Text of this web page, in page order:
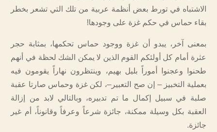
الاشتباه في تورط بعض أنظمة عربية من تلك التي تشعر بخطر
بقاء حماس في حكم غزة على وجودها!
بمعنى آخر، يبدو أن غزة ووجود حماس تحكمها، بمثابة حجر
عثرة أمام كل أولئكم القوم الذين لا يمكن الشك لحظة في أنهم
طحنوا وعجنوا أموراً بليل بهيم، وينتظرون نهاراً يقومون فيه
بعملية التخبيز – إن صح التعبير–، لكن غزة وحماس صارتا عقبة
صلبة في سبيل إكمال ما تم تدبيره، وبالتالي لابد من إزالة
العقبة بكل وسيلة ممكنة، جائزة شرعاً وعرفاً وقانوناً، أم غير
جائزة.